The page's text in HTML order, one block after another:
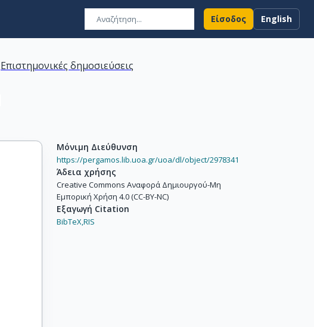
Είσοδος English
Επιστημονικές δημοσιεύσεις
Μόνιμη Διεύθυνση
https://pergamos.lib.uoa.gr/uoa/dl/object/2978341
Άδεια χρήσης
Creative Commons Αναφορά Δημιουργού-Μη
Εμπορική Χρήση 4.0 (CC-BY-NC)
Εξαγωγή Citation
BibTeX,RIS